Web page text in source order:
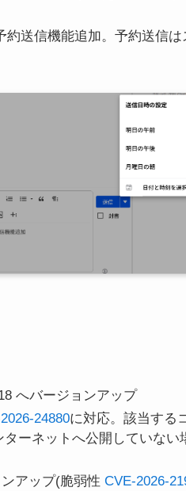
送信機能追加。予約送信
へバージョンアップ
24880に対応。該当する
ーネットへ公開していな
アップ(脆弱性 CVE-2026-